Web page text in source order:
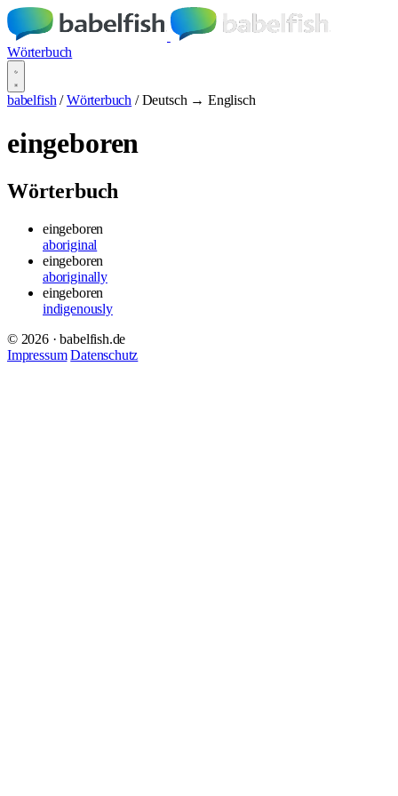
Wörterbuch
babelfish / Wörterbuch / Deutsch → Englisch
eingeboren
Wörterbuch
eingeboren
aboriginal
eingeboren
aboriginally
eingeboren
indigenously
© 2026 · babelfish.de
Impressum Datenschutz